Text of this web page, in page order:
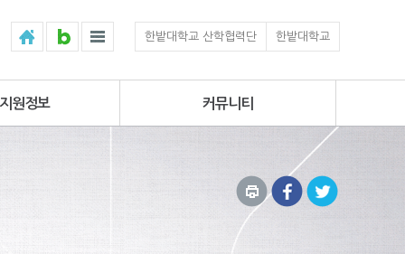
한밭대학교 산학협력단 한밭대학교
원정보 커뮤니티